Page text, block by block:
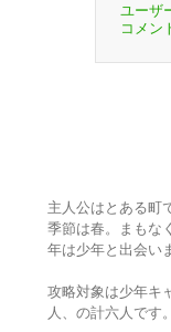
ユーザ
コメン
主人公はとある町
季節は春。まもな
年は少年と出会い
攻略対象は少年キ
人、の計六人です。